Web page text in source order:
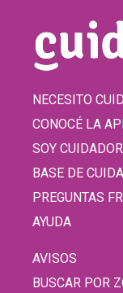
NECESITO
CONOCÉ LA
SOY CUIDADOR
BASE DE
PREGUNTAS
AYUDA
AVISOS
BUSCAR POR